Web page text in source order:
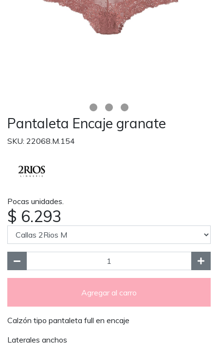
Pantaleta Encaje granate
SKU: 22068.M.154
Pocas unidades.
$ 6.293
Agregar al carro
Calzón tipo pantaleta full en encaje
Laterales anchos